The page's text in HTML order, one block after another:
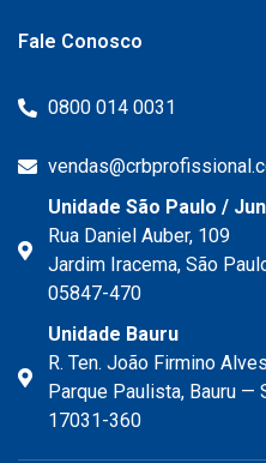
Fale Conosco
0800 014 0031
Unidade São Paulo /
Rua Daniel Auber, 109
Jardim Iracema, São
05847-470
Unidade Bauru
R. Ten. João Firmino
Parque Paulista, Bauru —
17031-360